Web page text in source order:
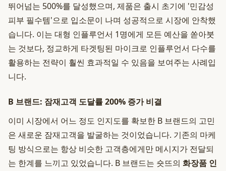
뛰어넘는 500%를 달성했으며, 제품은 출시 초기에 '민감성
피부 필수템'으로 입소문이 나며 성공적으로 시장에 안착했
습니다. 이는 대형 인플루언서 1명에게 모든 예산을 쏟아붓
는 것보다, 정교하게 타겟팅된 마이크로 인플루언서 다수를
활용하는 전략이 훨씬 효과적일 수 있음을 보여주는 사례입
니다.
B 브랜드: 잠재고객 도달률 200% 증가 비결
이미 시장에서 어느 정도 인지도를 확보한 B 브랜드의 고민
은 새로운 잠재고객을 발굴하는 것이었습니다. 기존의 마케
팅 방식으로는 항상 비슷한 고객층에게만 메시지가 전달되
는 한계를 느끼고 있었습니다. B 브랜드는 숏뜨의 화장품 인